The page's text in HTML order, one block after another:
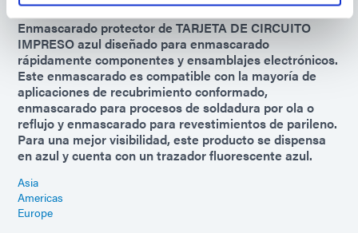
9-7004-REV-A
Enmascarado protector de TARJETA DE CIRCUITO
IMPRESO azul diseñado para enmascarado
rápidamente componentes y ensamblajes electrónicos.
Este enmascarado es compatible con la mayoría de
aplicaciones de recubrimiento conformado,
enmascarado para procesos de soldadura por ola o
reflujo y enmascarado para revestimientos de parileno.
Para una mejor visibilidad, este producto se dispensa
en azul y cuenta con un trazador fluorescente azul.
Asia
Americas
Europe